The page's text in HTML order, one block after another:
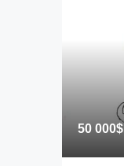
50 000$